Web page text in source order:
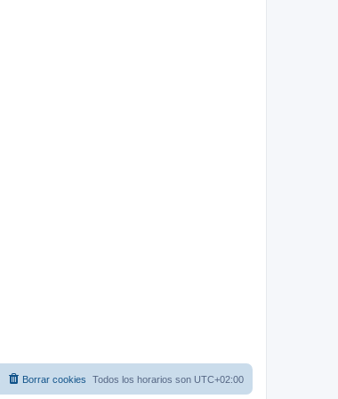
Todos los horarios son UTC+02:00
Borrar cookies